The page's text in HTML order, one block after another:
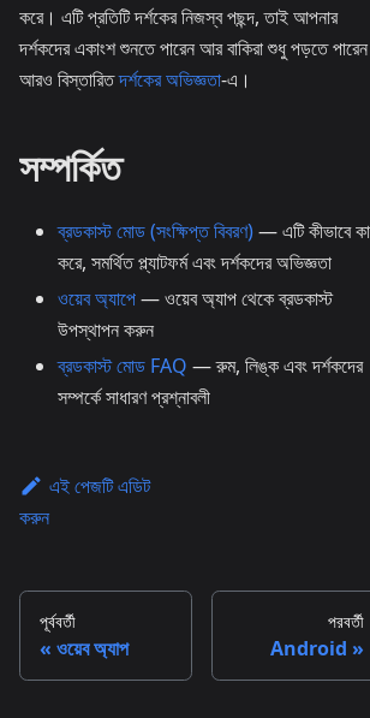
করে। এটি প্রতিটি দর্শকের নিজস্ব পছন্দ, তাই আপনার
দর্শকদের একাংশ শুনতে পারেন আর বাকিরা শুধু পড়তে
আরও বিস্তারিতদর্শকের অভিজ্ঞতা-এ।
সম্পর্কিত
ব্রডকাস্ট মোড (সংক্ষিপ্ত বিবরণ)— এটি কীভাবে
করে, সমর্থিত প্ল্যাটফর্ম এবং দর্শকদের অভিজ্ঞতা
ওয়েব অ্যাপে— ওয়েব অ্যাপ থেকে ব্রডকাস্ট
উপস্থাপন করুন
ব্রডকাস্ট মোড FAQ — রুম, লিঙ্ক এবং দর্শকদের
সম্পর্কে সাধারণ প্রশ্নাবলী
এই পেজটি এডিট
করুন
পূর্ববর্তী
ওয়েব অ্যাপ
পরবর্তী
Android